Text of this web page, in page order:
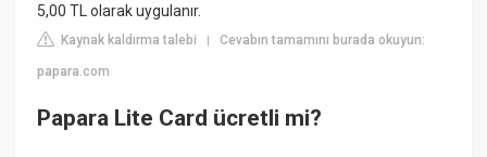
5,00 TL olarak uygulanır.
Kaynak kaldırma talebi |Cevabın tamamını burada okuyun:
papara.com
Papara Lite Card ücretli mi?